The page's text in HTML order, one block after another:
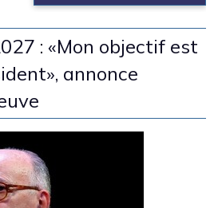
: «Mon objectif est
annonce